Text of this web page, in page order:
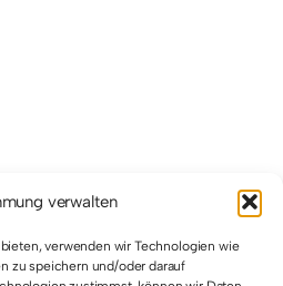
verwalten
verwenden wir Technologien wie
zu speichern und/oder darauf